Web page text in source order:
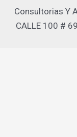
Consultorias Y
CALLE 100 #